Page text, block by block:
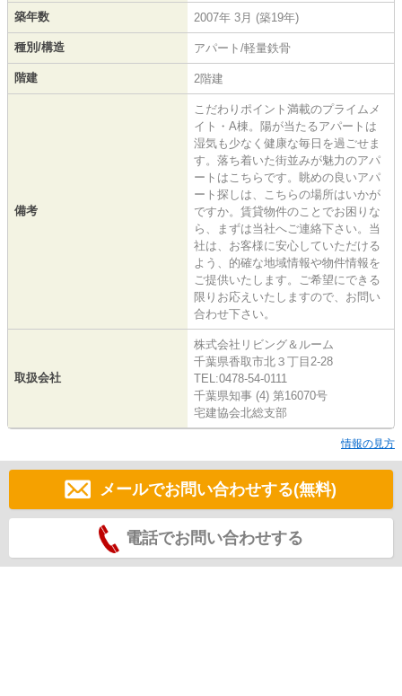
築年数 2007年 3月 (築19年)
種別/構造 アパート/軽量鉄骨
階建 2階建
備考
こだわりポイント満載のプライムメ
イト・A棟。陽が当たるアパートは
湿気も少なく健康な毎日を過ごせま
す。落ち着いた街並みが魅力のアパ
ートはこちらです。眺めの良いアパ
ート探しは、こちらの場所はいかが
ですか。賃貸物件のことでお困りな
ら、まずは当社へご連絡下さい。当
社は、お客様に安心していただける
よう、的確な地域情報や物件情報を
ご提供いたします。ご希望にできる
限りお応えいたしますので、お問い
合わせ下さい。
取扱会社
株式会社リビング＆ルーム
千葉県香取市北３丁目2-28
TEL:0478-54-0111
千葉県知事 (4) 第16070号
宅建協会北総支部
情報の見方
メールでお問い合わせする(無料)
電話でお問い合わせする